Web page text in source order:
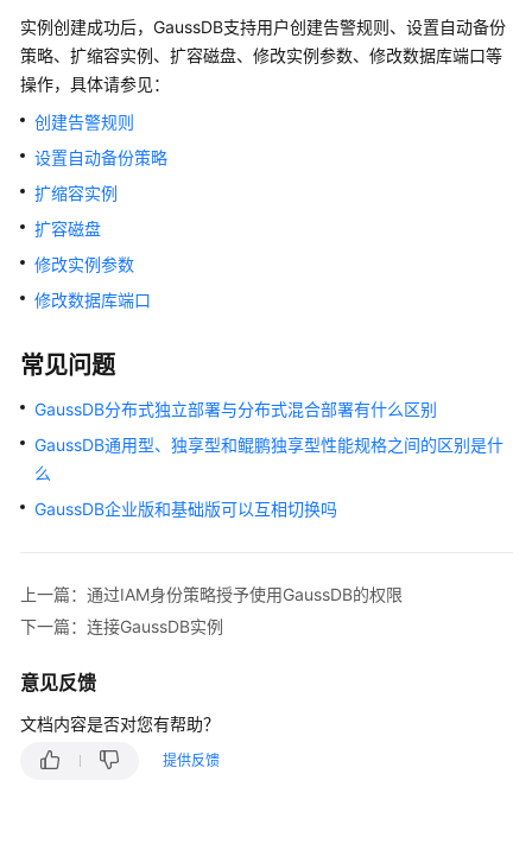
实例创建成功后，GaussDB支持用户创建告警规则、设置自动备份
策略、扩缩容实例、扩容磁盘、修改实例参数、修改数据库端口等
操作，具体请参见：
创建告警规则
设置自动备份策略
扩缩容实例
扩容磁盘
修改实例参数
修改数据库端口
常见问题
GaussDB分布式独立部署与分布式混合部署有什么区别
GaussDB通用型、独享型和鲲鹏独享型性能规格之间的区别是什
么
GaussDB企业版和基础版可以互相切换吗
上一篇：通过IAM身份策略授予使用GaussDB的权限
下一篇：连接GaussDB实例
意见反馈
文档内容是否对您有帮助？
提供反馈